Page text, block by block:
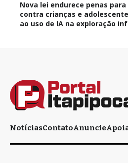
Nova lei endurece penas
contra crianças e
ao uso de IA na exploração
NotíciasContatoAnuncie